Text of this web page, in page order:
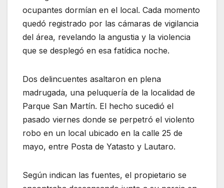
ocupantes dormían en el local. Cada momento
quedó registrado por las cámaras de vigilancia
del área, revelando la angustia y la violencia
que se desplegó en esa fatídica noche.
Dos delincuentes asaltaron en plena
madrugada, una peluquería de la localidad de
Parque San Martín. El hecho sucedió el
pasado viernes donde se perpetró el violento
robo en un local ubicado en la calle 25 de
mayo, entre Posta de Yatasto y Lautaro.
Según indican las fuentes, el propietario se